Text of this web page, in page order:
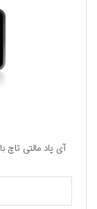
آی پاد مالتی تاچ